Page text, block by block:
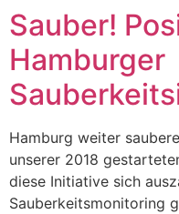
Sauber!
Hamburger
Hamburg weiter
unserer 2018
diese Initiative sich
Sauberkeitsmonitoring